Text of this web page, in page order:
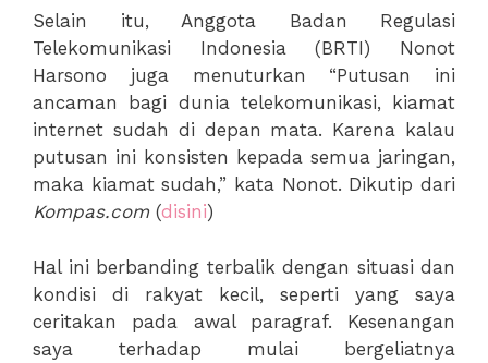
Selain itu, Anggota Badan Regulasi
Telekomunikasi Indonesia (BRTI) Nonot
Harsono juga menuturkan “Putusan ini
ancaman bagi dunia telekomunikasi, kiamat
internet sudah di depan mata. Karena kalau
putusan ini konsisten kepada semua jaringan,
maka kiamat sudah,” kata Nonot. Dikutip dari
Kompas.com(disini)
Hal ini berbanding terbalik dengan situasi dan
kondisi di rakyat kecil, seperti yang saya
ceritakan pada awal paragraf. Kesenangan
saya terhadap mulai bergeliatnya